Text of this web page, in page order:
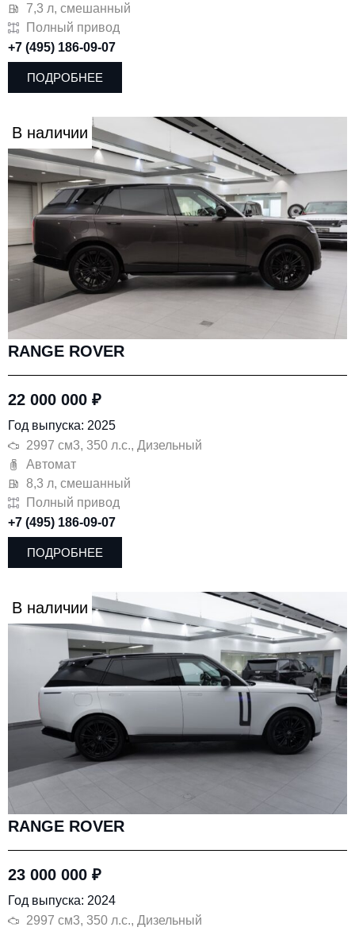
7,3 л, смешанный
Полный привод
+7 (495) 186-09-07
ПОДРОБНЕЕ
В наличии
RANGE ROVER
22 000 000 ₽
Год выпуска: 2025
2997 см3, 350 л.с., Дизельный
Автомат
8,3 л, смешанный
Полный привод
+7 (495) 186-09-07
ПОДРОБНЕЕ
В наличии
RANGE ROVER
23 000 000 ₽
Год выпуска: 2024
2997 см3, 350 л.с., Дизельный